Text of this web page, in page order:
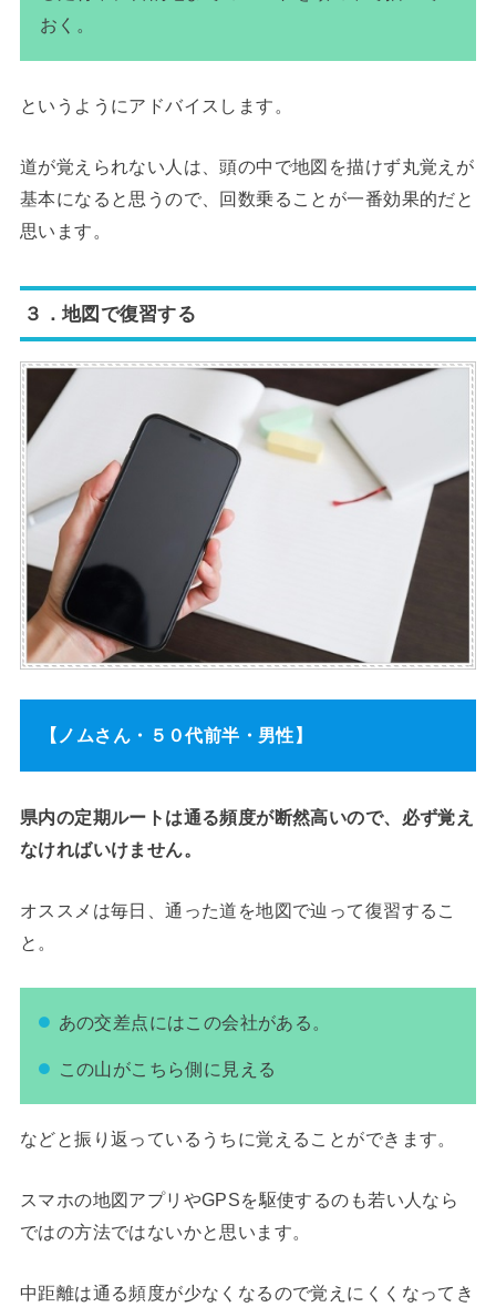
おく。
というようにアドバイスします。
道が覚えられない人は、頭の中で地図を描けず丸覚えが
基本になると思うので、回数乗ることが一番効果的だと
思います。
３．地図で復習する
【ノムさん・５０代前半・男性】
県内の定期ルートは通る頻度が断然高いので、必ず覚え
なければいけません。
オススメは毎日、通った道を地図で辿って復習するこ
と。
あの交差点にはこの会社がある。
この山がこちら側に見える
などと振り返っているうちに覚えることができます。
スマホの地図アプリやGPSを駆使するのも若い人なら
ではの方法ではないかと思います。
中距離は通る頻度が少なくなるので覚えにくくなってき